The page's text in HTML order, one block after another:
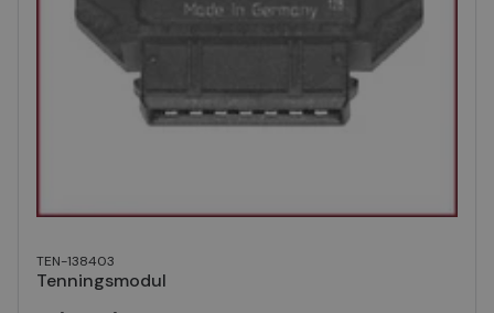
TEN-138403
Tenningsmodul